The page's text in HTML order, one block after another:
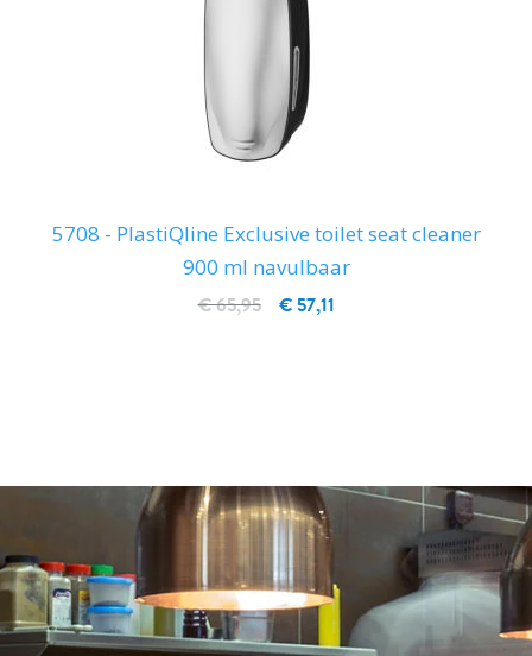
5708 - PlastiQline Exclusive toilet seat cleaner
900 ml navulbaar
€ 57,11
€ 65,95